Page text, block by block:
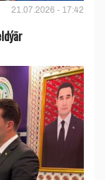
21.07.2026 - 17:42